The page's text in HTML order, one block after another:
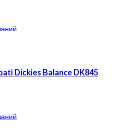
Dickies Balance DK845